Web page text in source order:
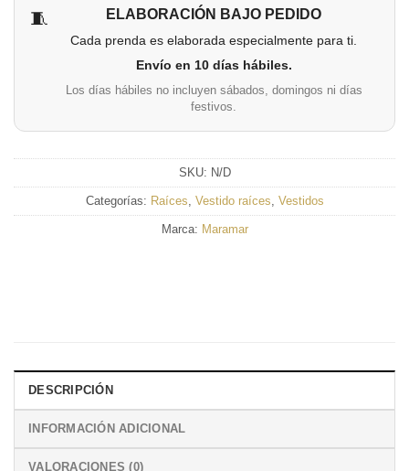
🧵 ELABORACIÓN BAJO PEDIDO
Cada prenda es elaborada especialmente para ti.
Envío en 10 días hábiles.
Los días hábiles no incluyen sábados, domingos ni días
festivos.
SKU: N/D
Categorías: Raíces Vestido raíces Vestidos
Marca: Maramar
DESCRIPCIÓN
INFORMACIÓN ADICIONAL
VALORACIONES (0)